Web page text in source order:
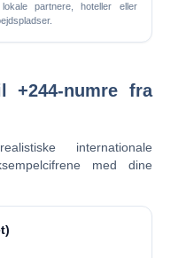
partnere, hoteller eller
+244-numre fra
internationale
med dine